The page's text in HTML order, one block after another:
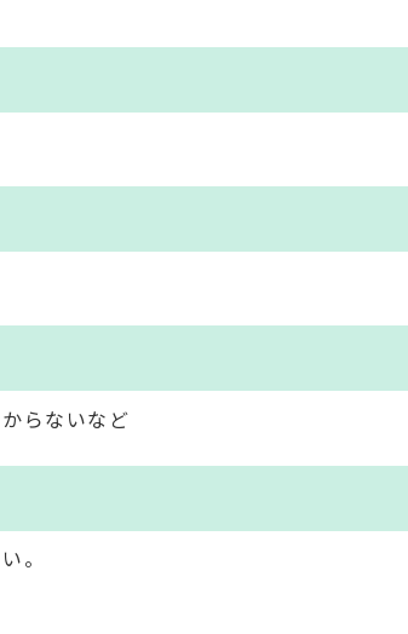
らないなど
。